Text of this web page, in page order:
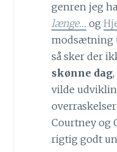
genren jeg
længe… og
modsætning
så sker der
skønne dag
vilde
overraskelser
Courtney og
rigtig godt